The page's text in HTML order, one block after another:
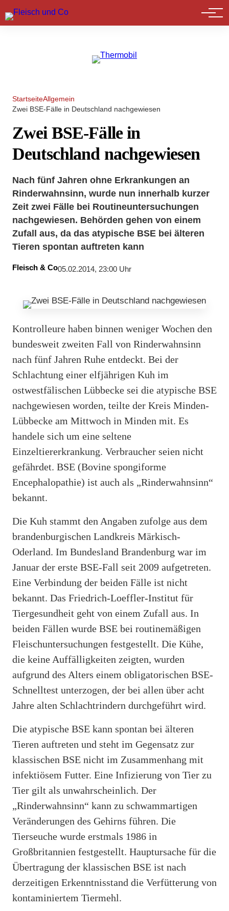
Marktführer
StartseiteAllgemein
Zwei BSE-Fälle in Deutschland nachgewiesen
Zwei BSE-Fälle in
Deutschland nachgewiesen
Nach fünf Jahren ohne Erkrankungen an
Rinderwahnsinn, wurde nun innerhalb kurzer
Zeit zwei Fälle bei Routineuntersuchungen
nachgewiesen. Behörden gehen von einem
Zufall aus, da das atypische BSE bei älteren
Tieren spontan auftreten kann
Fleisch & Co05.02.2014, 23:00 Uhr
Kontrolleure haben binnen weniger Wochen den
bundesweit zweiten Fall von Rinderwahnsinn
nach fünf Jahren Ruhe entdeckt. Bei der
Schlachtung einer elfjährigen Kuh im
ostwestfälischen Lübbecke sei die atypische BSE
nachgewiesen worden, teilte der Kreis Minden-
Lübbecke am Mittwoch in Minden mit. Es
handele sich um eine seltene
Einzeltiererkrankung. Verbraucher seien nicht
gefährdet. BSE (Bovine spongiforme
Encephalopathie) ist auch als „Rinderwahnsinn“
bekannt.
Die Kuh stammt den Angaben zufolge aus dem
brandenburgischen Landkreis Märkisch-
Oderland. Im Bundesland Brandenburg war im
Januar der erste BSE-Fall seit 2009 aufgetreten.
Eine Verbindung der beiden Fälle ist nicht
bekannt. Das Friedrich-Loeffler-Institut für
Tiergesundheit geht von einem Zufall aus. In
beiden Fällen wurde BSE bei routinemäßigen
Fleischuntersuchungen festgestellt. Die Kühe,
die keine Auffälligkeiten zeigten, wurden
aufgrund des Alters einem obligatorischen BSE-
Schnelltest unterzogen, der bei allen über acht
Jahre alten Schlachtrindern durchgeführt wird.
Die atypische BSE kann spontan bei älteren
Tieren auftreten und steht im Gegensatz zur
klassischen BSE nicht im Zusammenhang mit
infektiösem Futter. Eine Infizierung von Tier zu
Tier gilt als unwahrscheinlich. Der
„Rinderwahnsinn“ kann zu schwammartigen
Veränderungen des Gehirns führen. Die
Tierseuche wurde erstmals 1986 in
Großbritannien festgestellt. Hauptursache für die
Übertragung der klassischen BSE ist nach
derzeitigen Erkenntnisstand die Verfütterung von
kontaminiertem Tiermehl.